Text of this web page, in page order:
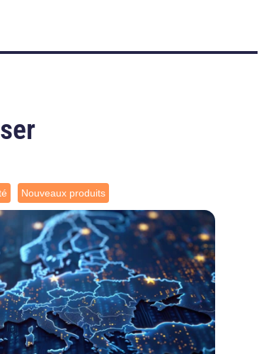
Nouveaux produits